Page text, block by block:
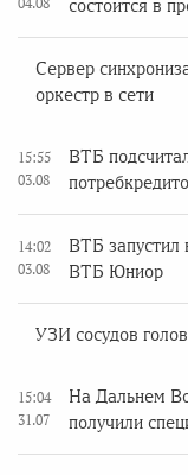
состоится в
Сервер
оркестр в сети
15:55
03.08
ВТБ
14:02
03.08
ВТБ запустил
ВТБ Юниор
УЗИ сосудов
15:04
31.07
На Дальнем
получили